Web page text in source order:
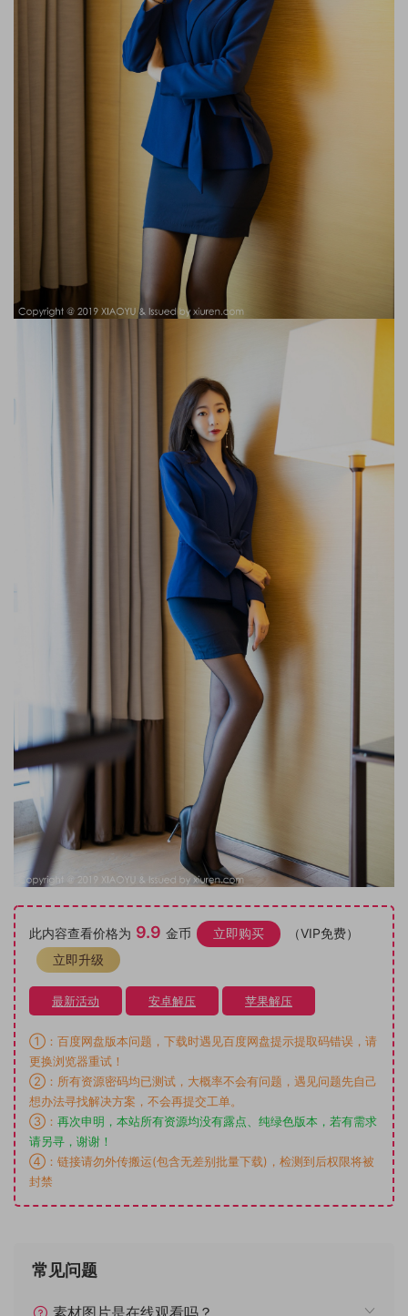
此内容查看价格为 9.9 金币 立即购买
（VIP免费）
立即升级
最新活动 安卓解压 苹果解压
①：百度网盘版本问题，下载时遇见百度网盘提示提取码错误，请
更换浏览器重试！
②：所有资源密码均已测试，大概率不会有问题，遇见问题先自己
想办法寻找解决方案，不会再提交工单。
③： 再次申明，本站所有资源均没有露点、纯绿色版本，若有需求
请另寻，谢谢！
④：链接请勿外传搬运(包含无差别批量下载)，检测到后权限将被
封禁
常见问题
素材图片是在线观看吗？